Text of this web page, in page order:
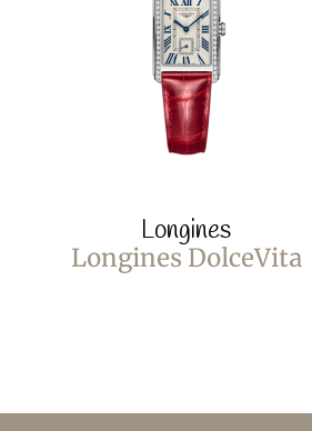
Longines
Longines DolceVita